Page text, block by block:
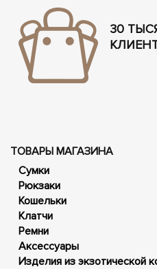
30
ТОВАРЫ МАГАЗИНА
Сумки
Рюкзаки
Кошельки
Клатчи
Ремни
Аксессуары
Изделия из экзотической